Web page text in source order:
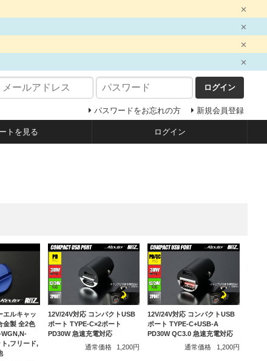
ログイン
パスワードをお忘れの方 新規会員登録
トを見る ログイン
エルキャッ
金製 全2色
,フリード,
12V/24V対応 コンパクトUSB
ポート TYPE-C×2ポート
PD30W 急速充電対応
通常価格
1,200円
12V/24V対応 コンパクトUSB
ポート TYPE-C+USB-A
PD30W QC3.0 急速充電対応
通常価格
1,200円